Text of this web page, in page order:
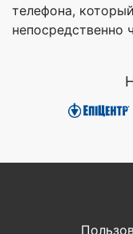
телефона,
непосредственно